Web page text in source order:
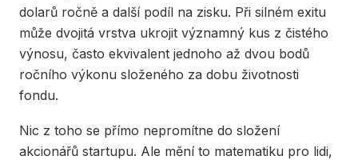
dolarů ročně a další podíl na zisku. Při silném exitu
může dvojitá vrstva ukrojit významný kus z čistého
výnosu, často ekvivalent jednoho až dvou bodů
ročního výkonu složeného za dobu životnosti
fondu.
Nic z toho se přímo nepromítne do složení
akcionářů startupu. Ale mění to matematiku pro lidi,